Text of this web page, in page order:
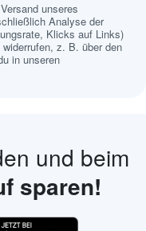
unseres
Analyse der
Klicks auf Links)
z. B. über den
in unseren
und beim
sparen!